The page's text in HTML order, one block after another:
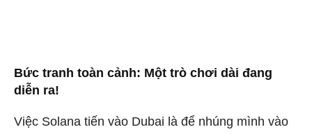
Bức tranh toàn cảnh: Một trò chơi dài đang
diễn ra!
Việc Solana tiến vào Dubai là để nhúng mình vào